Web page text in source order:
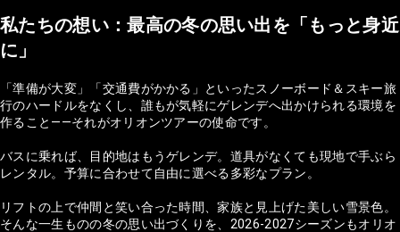
私たちの想い：最高の冬の思い出を「もっと身近
に」
「準備が大変」「交通費がかかる」といったスノーボード＆スキー旅
行のハードルをなくし、誰もが気軽にゲレンデへ出かけられる環境を
作ること——それがオリオンツアーの使命です。
バスに乗れば、目的地はもうゲレンデ。道具がなくても現地で手ぶら
レンタル。予算に合わせて自由に選べる多彩なプラン。
リフトの上で仲間と笑い合った時間、家族と見上げた美しい雪景色。
そんな一生ものの冬の思い出づくりを、2026-2027シーズンもオリオ